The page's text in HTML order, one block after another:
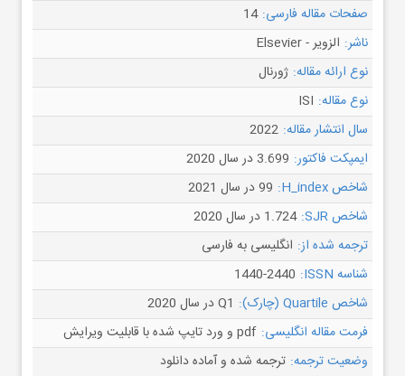
صفحات مقاله فارسی: 14
ناشر: الزویر - Elsevier
نوع ارائه مقاله: ژورنال
نوع مقاله: ISI
سال انتشار مقاله: 2022
ایمپکت فاکتور: 3.699 در سال 2020
شاخص H_index:
99 در سال 2021
شاخص SJR:
1.724 در سال 2020
ترجمه شده از: انگلیسی به فارسی
شناسه ISSN:
1440-2440
شاخص Quartile (چارک):
Q1 در سال 2020
فرمت مقاله انگلیسی: pdf و ورد تایپ شده با قابلیت ویرایش
وضعیت ترجمه: ترجمه شده و آماده دانلود